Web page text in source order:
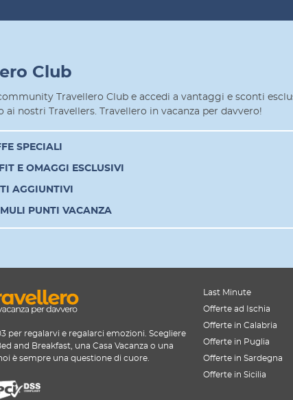
Club
Travellero Club e accedi a vantaggi e sconti
ai nostri Travellers. Travellero in vacanza per davvero!
SPECIALI
E OMAGGI ESCLUSIVI
AGGIUNTIVI
PUNTI VACANZA
per regalarvi e regalarci emozioni. Scegliere
and Breakfast, una Casa Vacanza o una
è sempre una questione di cuore.
Last Minute
Offerte ad Ischia
Offerte in Calabria
Offerte in Puglia
Offerte in Sardegna
Offerte in Sicilia